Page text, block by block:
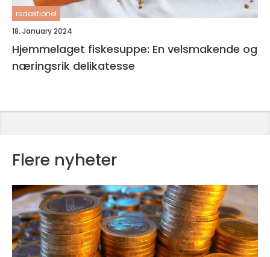
redaktionel
18. January 2024
Hjemmelaget fiskesuppe: En velsmakende og
næringsrik delikatesse
Flere nyheter